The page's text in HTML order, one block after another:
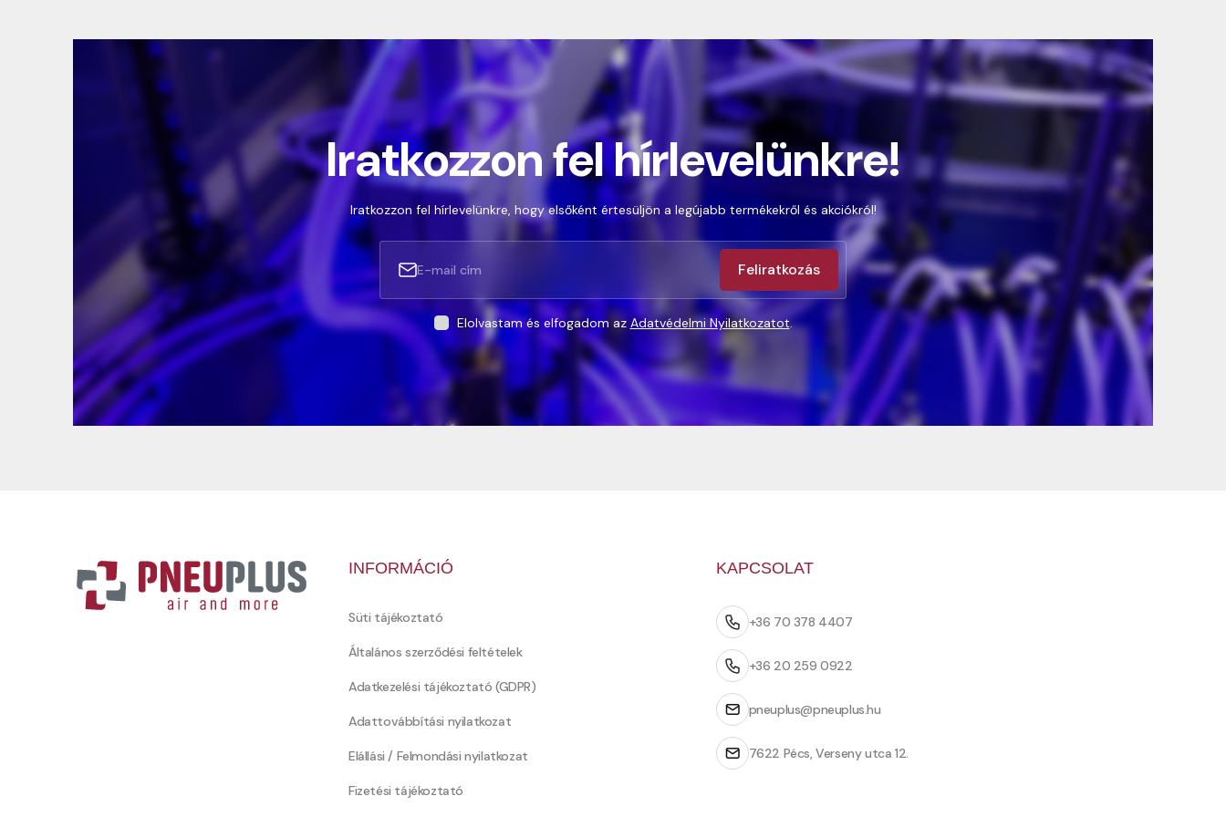
Iratkozzon fel hírlevelünkre!
Iratkozzon fel hírlevelünkre, hogy elsőként értesüljön a legújabb termékekről és akciókról!
Feliratkozás
Elolvastam és elfogadom azAdatvédelmi Nyilatkozatot.
INFORMÁCIÓ
Süti tájékoztató
Általános szerződési feltételek
Adatkezelési tájékoztató (GDPR)
Adattovábbítási nyilatkozat
Elállási / Felmondási nyilatkozat
Fizetési tájékoztató
KAPCSOLAT
+36 70 378 4407
+36 20 259 0922
pneuplus@pneuplus.hu
7622 Pécs, Verseny utca 12.